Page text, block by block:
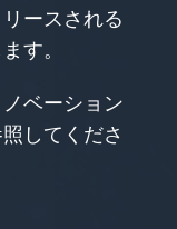
ースされる
す。
ベーション
してくださ